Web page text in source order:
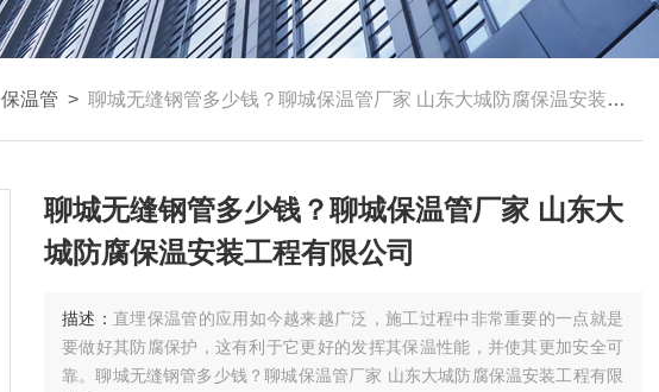
保温管 > 聊城无缝钢管多少钱？聊城保温管厂家 山东大城防腐保温安装工程有限公司
聊城无缝钢管多少钱？聊城保温管厂家 山东大
城防腐保温安装工程有限公司
描述： 直埋保温管的应用如今越来越广泛，施工过程中非常重要的一点就是
要做好其防腐保护，这有利于它更好的发挥其保温性能，并使其更加安全可
靠。聊城无缝钢管多少钱？聊城保温管厂家 山东大城防腐保温安装工程有限